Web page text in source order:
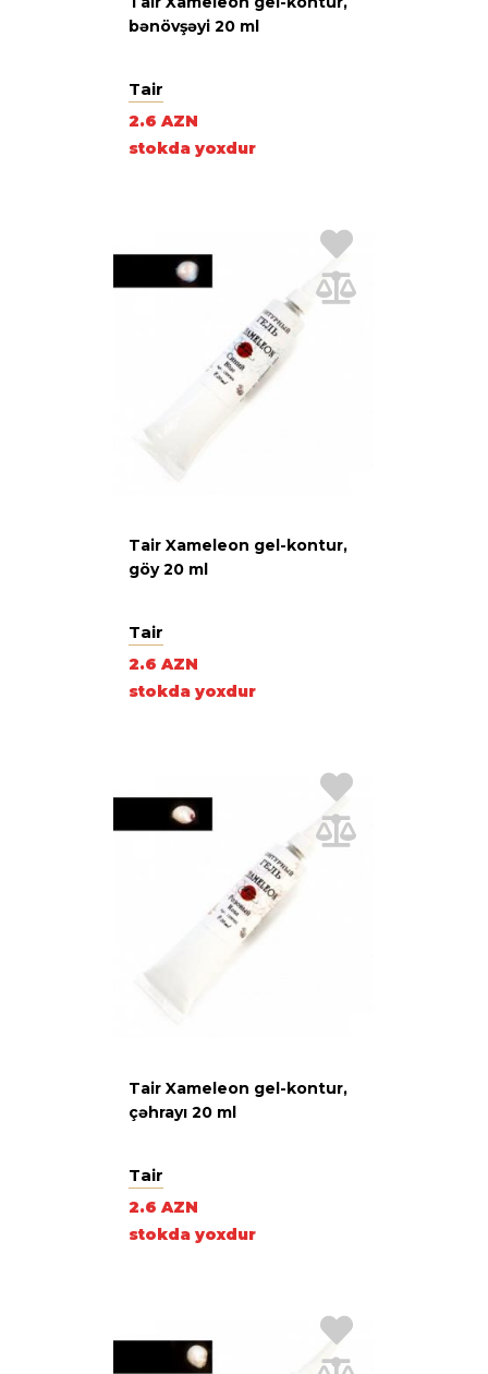
bənövşəyi 20 ml
Tair
2.6 AZN
stokda yoxdur
Tair Xameleon gel-kontur,
göy 20 ml
Tair
2.6 AZN
stokda yoxdur
Tair Xameleon gel-kontur,
çəhrayı 20 ml
Tair
2.6 AZN
stokda yoxdur